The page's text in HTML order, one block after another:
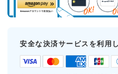
安全な決済サービスを利用